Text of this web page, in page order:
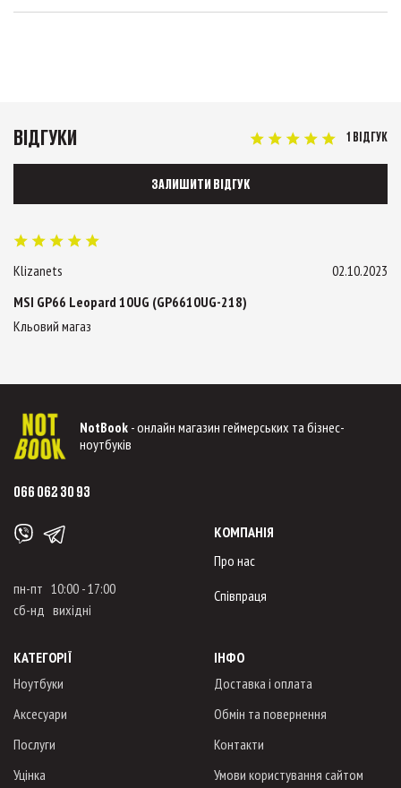
ВІДГУКИ 1 ВІДГУК
ЗАЛИШИТИ ВІДГУК
Klizanets
02.10.2023
MSI GP66 Leopard 10UG (GP6610UG-218)
Кльовий магаз
NotBook - онлайн магазин геймерських та бізнес-
ноутбуків
066 062 30 93
пн-пт 10:00 - 17:00
сб-нд вихідні
КОМПАНІЯ
Про нас
Співпраця
КАТЕГОРІЇ
Ноутбуки
Аксесуари
Послуги
Уцінка
ІНФО
Доставка і оплата
Обмін та повернення
Контакти
Умови користування сайтом